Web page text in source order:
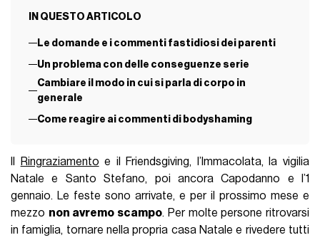
IN QUESTO ARTICOLO
Le domande e i commenti fastidiosi dei parenti
Un problema con delle conseguenze serie
Cambiare il modo in cui si parla di corpo in
generale
Come reagire ai commenti di bodyshaming
Ringraziamento e il Friendsgiving, l’Immacolata, la vigilia
Natale e Santo Stefano, poi ancora Capodanno e l’1
gennaio. Le feste sono arrivate, e per il prossimo mese e
mezzo non avremo scampo. Per molte persone ritrovarsi
in famiglia, tornare nella propria casa Natale e rivedere tutti